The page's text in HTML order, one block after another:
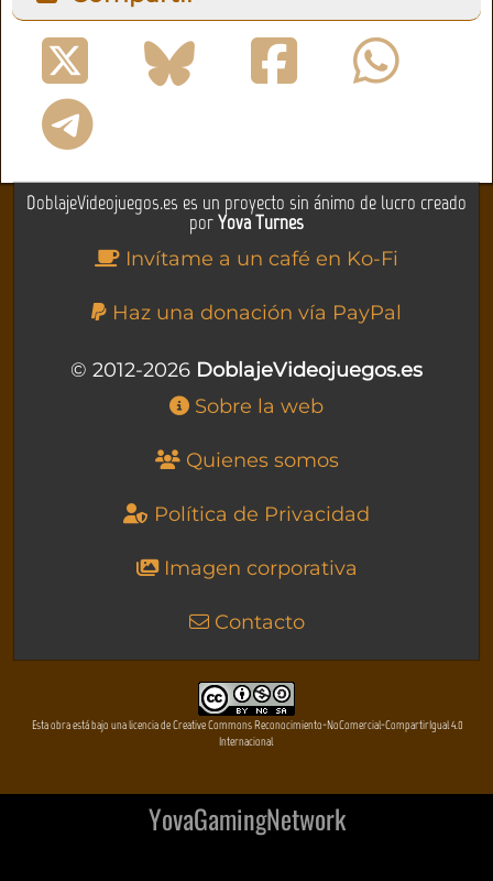
DoblajeVideojuegos.es es un proyecto sin ánimo de lucro creado
porYova Turnes
Invítame a un café en Ko-Fi
Haz una donación vía PayPal
© 2012-2026 DoblajeVideojuegos.es
Sobre la web
Quienes somos
Política de Privacidad
Imagen corporativa
Contacto
Esta obra está bajo una licencia de Creative Commons Reconocimiento-NoComercial-CompartirIgual 4.0
Internacional
YovaGamingNetwork